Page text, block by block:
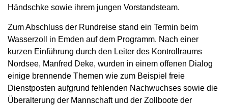
Händschke sowie ihrem jungen Vorstandsteam.
Zum Abschluss der Rundreise stand ein Termin beim
Wasserzoll in Emden auf dem Programm. Nach einer
kurzen Einführung durch den Leiter des Kontrollraums
Nordsee, Manfred Deke, wurden in einem offenen Dialog
einige brennende Themen wie zum Beispiel freie
Dienstposten aufgrund fehlenden Nachwuchses sowie die
Überalterung der Mannschaft und der Zollboote der